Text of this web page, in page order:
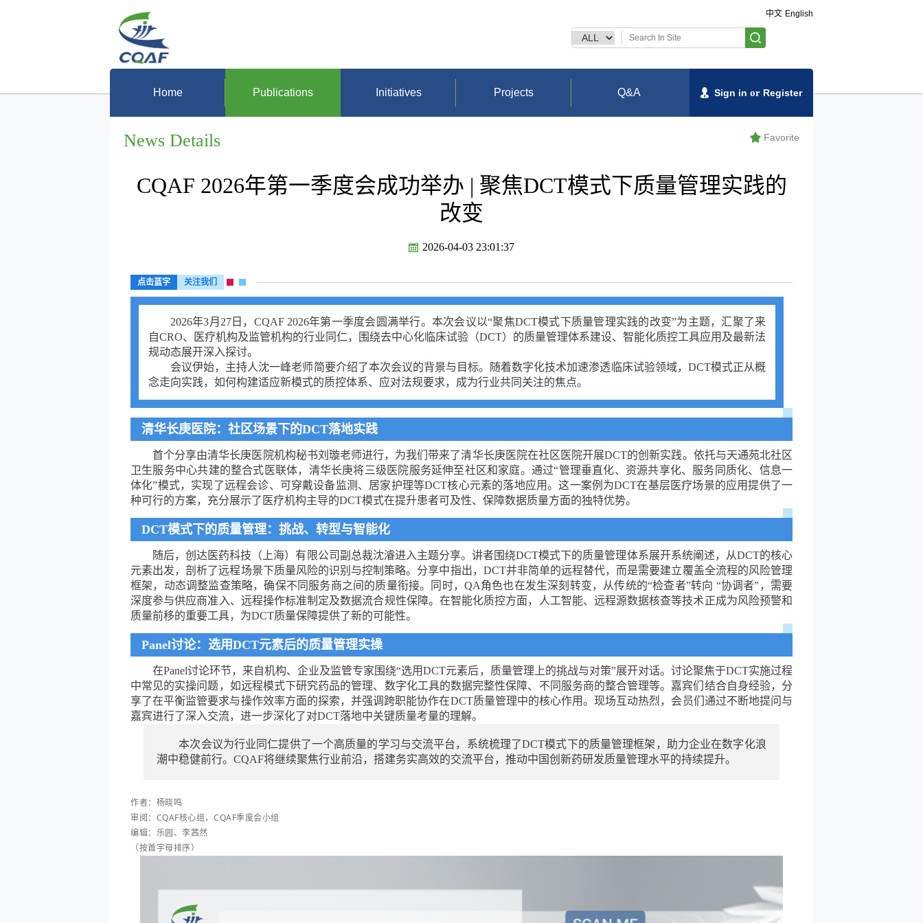
中文 English
Home Publications Initiatives Projects Q&A Sign in or Register
News Details Favorite
CQAF 2026年第一季度会成功举办 | 聚焦DCT模式下质量管理实践的
改变
2026-04-03 23:01:37
点击蓝字 关注我们
2026年3月27日，CQAF 2026年第一季度会圆满举行。本次会议以“聚焦DCT模式下质量管理实践的改变”为主题，汇聚了来
自CRO、医疗机构及监管机构的行业同仁，围绕去中心化临床试验（DCT）的质量管理体系建设、智能化质控工具应用及最新法
规动态展开深入探讨。
会议伊始，主持人沈一峰老师简要介绍了本次会议的背景与目标。随着数字化技术加速渗透临床试验领域，DCT模式正从概
念走向实践，如何构建适应新模式的质控体系、应对法规要求，成为行业共同关注的焦点。
清华长庚医院：社区场景下的DCT落地实践
首个分享由清华长庚医院机构秘书刘璇老师进行，为我们带来了清华长庚医院在社区医院开展DCT的创新实践。依托与天通苑北社区
卫生服务中心共建的整合式医联体，清华长庚将三级医院服务延伸至社区和家庭。通过“管理垂直化、资源共享化、服务同质化、信息一
体化”模式，实现了远程会诊、可穿戴设备监测、居家护理等DCT核心元素的落地应用。这一案例为DCT在基层医疗场景的应用提供了一
种可行的方案，充分展示了医疗机构主导的DCT模式在提升患者可及性、保障数据质量方面的独特优势。
DCT模式下的质量管理：挑战、转型与智能化
随后，创达医药科技（上海）有限公司副总裁沈濬进入主题分享。讲者围绕DCT模式下的质量管理体系展开系统阐述，从DCT的核心
元素出发，剖析了远程场景下质量风险的识别与控制策略。分享中指出，DCT并非简单的远程替代，而是需要建立覆盖全流程的风险管理
框架，动态调整监查策略，确保不同服务商之间的质量衔接。同时，QA角色也在发生深刻转变，从传统的“检查者”转向 “协调者”，需要
深度参与供应商准入、远程操作标准制定及数据流合规性保障。在智能化质控方面，人工智能、远程源数据核查等技术正成为风险预警和
质量前移的重要工具，为DCT质量保障提供了新的可能性。
Panel讨论：选用DCT元素后的质量管理实操
在Panel讨论环节，来自机构、企业及监管专家围绕“选用DCT元素后，质量管理上的挑战与对策”展开对话。讨论聚焦于DCT实施过程
中常见的实操问题，如远程模式下研究药品的管理、数字化工具的数据完整性保障、不同服务商的整合管理等。嘉宾们结合自身经验，分
享了在平衡监管要求与操作效率方面的探索，并强调跨职能协作在DCT质量管理中的核心作用。现场互动热烈，会员们通过不断地提问与
嘉宾进行了深入交流，进一步深化了对DCT落地中关键质量考量的理解。
本次会议为行业同仁提供了一个高质量的学习与交流平台，系统梳理了DCT模式下的质量管理框架，助力企业在数字化浪
潮中稳健前行。CQAF将继续聚焦行业前沿，搭建务实高效的交流平台，推动中国创新药研发质量管理水平的持续提升。
作者： 杨晓鸣
审阅： CQAF核心组， CQAF季度会小组
编辑：乐园、李茜然
（按首字母排序）